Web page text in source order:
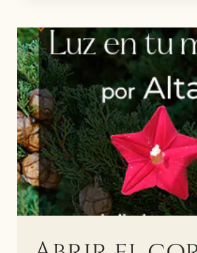
ESTAR
PRESENTE